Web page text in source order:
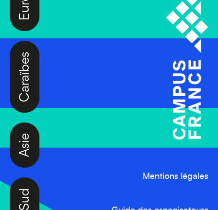
Asie
Caraïbes
Mentions légales